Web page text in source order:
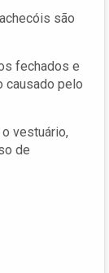
são
fechados e
causado pelo
vestuário,
de